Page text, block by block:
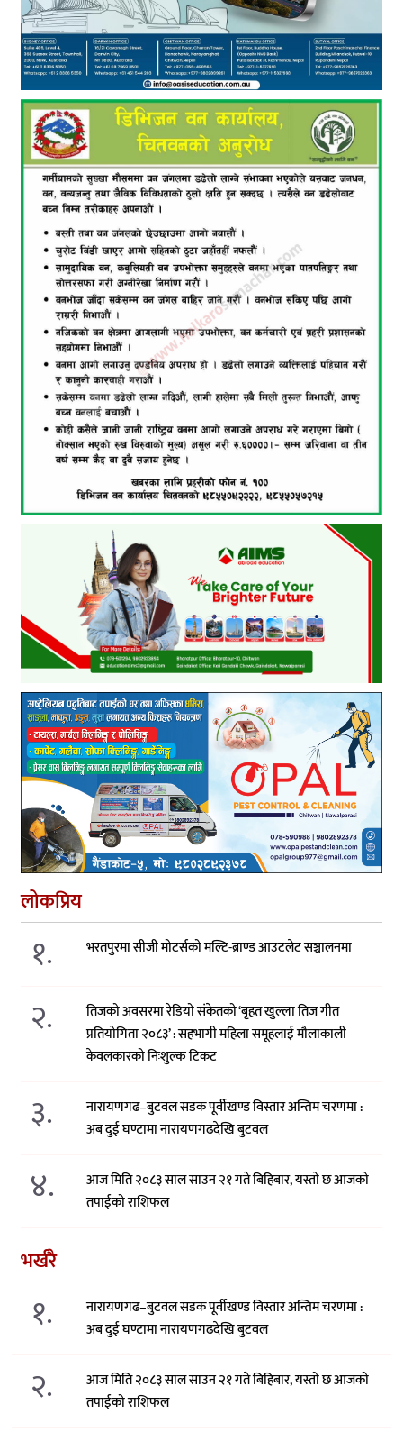
लोकप्रिय
१. भरतपुरमा सीजी मोटर्सको मल्टि-ब्राण्ड आउटलेट सञ्चालनमा
२.
तिजको अवसरमा रेडियो संकेतको ‘बृहत खुल्ला तिज गीत
प्रतियोगिता २०८३’ : सहभागी महिला समूहलाई मौलाकाली
केवलकारको निःशुल्क टिकट
३.
नारायणगढ–बुटवल सडक पूर्वीखण्ड विस्तार अन्तिम चरणमा :
अब दुई घण्टामा नारायणगढदेखि बुटवल
४.
आज मिति २०८३ साल साउन २१ गते बिहिबार, यस्तो छ आजको
तपाईको राशिफल
भर्खरै
१.
नारायणगढ–बुटवल सडक पूर्वीखण्ड विस्तार अन्तिम चरणमा :
अब दुई घण्टामा नारायणगढदेखि बुटवल
२.
आज मिति २०८३ साल साउन २१ गते बिहिबार, यस्तो छ आजको
तपाईको राशिफल